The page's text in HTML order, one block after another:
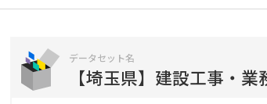
データセット名
【埼玉県】建設工事・